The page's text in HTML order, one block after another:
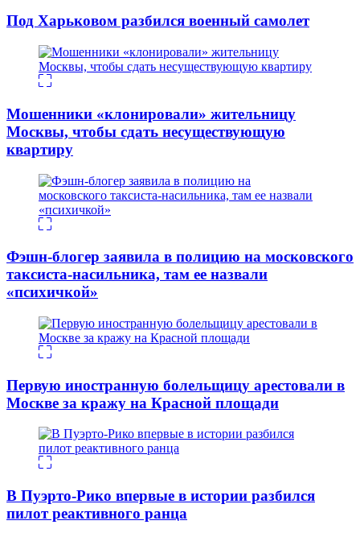
Под Харьковом разбился военный самолет
Мошенники «клонировали» жительницу
Москвы, чтобы сдать несуществующую
квартиру
Фэшн-блогер заявила в полицию на московского
таксиста-насильника, там ее назвали
«психичкой»
Первую иностранную болельщицу арестовали в
Москве за кражу на Красной площади
В Пуэрто-Рико впервые в истории разбился
пилот реактивного ранца